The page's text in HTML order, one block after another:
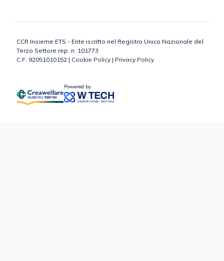
CCR Insieme ETS - Ente iscritto nel Registro Unico Nazionale del
Terzo Settore rep. n. 101773
C.F. 92051010152 | Cookie Policy | Privacy Policy
Powered by